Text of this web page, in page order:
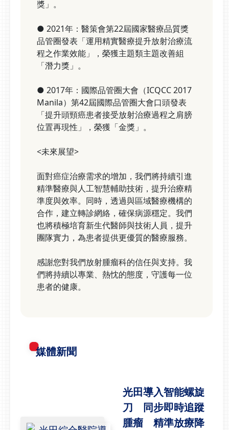
獎」。
● 2021年：醫策會第22屆國家醫療品質獎
品管圈發表「運用精實醫療提升放射治療流
程之作業效能」，榮獲主題類主題改善組
「潛力獎」。
● 2017年：國際品管圈大會（ICQCC 2017
Manila）第42屆國際品管圈大會口頭發表
「提升頭頸癌患者接受放射治療過程之肩膀
位置再現性」，榮獲「金獎」。
<未來展望>
面對癌症治療需求的增加，我們將持續引進
精準醫療與人工智慧輔助技術，提升治療精
準度與效率。同時，透過與區域醫療機構的
合作，建立轉診網絡，確保病源穩定。我們
也將積極培育新生代醫師與技術人員，提升
團隊實力，為患者提供更優質的醫療服務。
感謝您對我們放射腫瘤科的信任與支持。我
們將持續以專業、熱忱的態度，守護每一位
患者的健康。
媒體新聞
光田導入智能螺旋
刀 同步即時追蹤
腫瘤 精準放療降